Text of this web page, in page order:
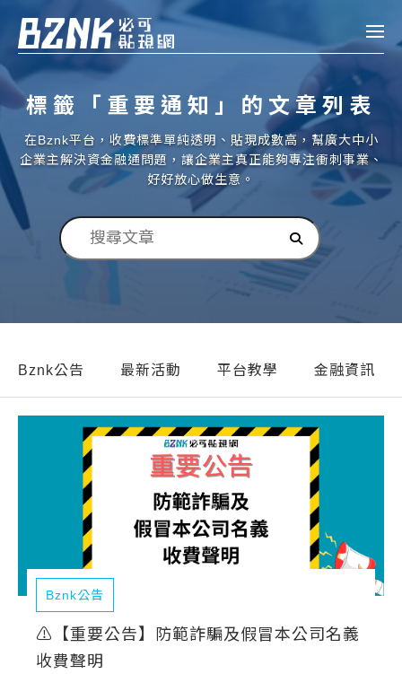
Bznk 必可貼現網
帳款轉讓
投資
申貸
企業融資
房屋副擔保融資
常見問題
帳款轉讓
企業專案融資
房屋副擔保融資
平台操作
知識專區
註冊 登入
標籤「重要通知」的文章列表
在Bznk平台，收費標準單純透明、貼現成數高，幫廣大中小
企業主解決資金融通問題，讓企業主真正能夠專注衝刺事業、
好好放心做生意。
Bznk公告 最新活動 平台教學 金融資訊
Bznk公告
⚠️【重要公告】防範詐騙及假冒本公司名義
收費聲明